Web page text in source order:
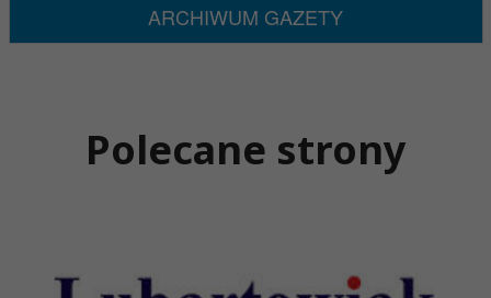
ARCHIWUM GAZETY
Polecane strony